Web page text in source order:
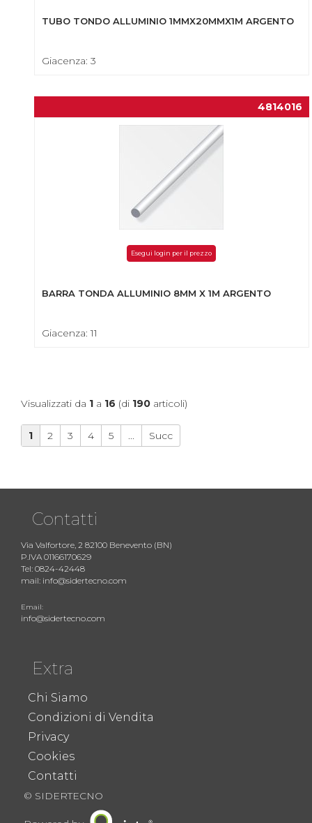
TUBO TONDO ALLUMINIO 1MMX20MMX1M ARGENTO
Giacenza: 3
4814016
Esegui login per il prezzo
BARRA TONDA ALLUMINIO 8MM X 1M ARGENTO
Giacenza: 11
Visualizzati da 1 a 16 (di 190 articoli)
1 2 3 4 5 ... Succ
Contatti
Via Valfortore, 2 82100 Benevento (BN)
P.IVA 01166170629
Tel: 0824-42448
mail: info@sidertecno.com
Email:
info@sidertecno.com
Extra
Chi Siamo
Condizioni di Vendita
Privacy
Cookies
Contatti
© SIDERTECNO